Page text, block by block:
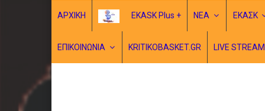
ΑΡΧΙΚΗ EKASK Plus + ΝΕΑ ΕΚΑΣΚ
ΕΠΙΚΟΙΝΩΝΙΑ KRITIKOBASKET.GR LIVE